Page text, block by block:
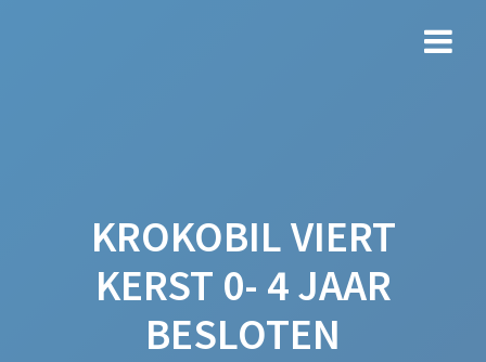
KROKOBIL VIERT
KERST 0- 4 JAAR
BESLOTEN